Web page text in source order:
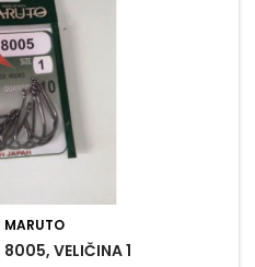
MARUTO
VELIČINA 1